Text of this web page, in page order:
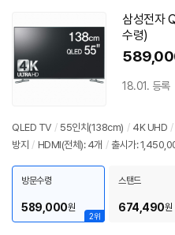
삼성전자
수령)
18.01. 등록
QLED TV / 55인치 (138cm) / 4K UHD /
방지 / HDMI(전체): 4개 / 출시가:
2위
방문수령
589,000원
스탠드
674,490원